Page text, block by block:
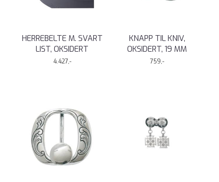
HERREBELTE M. SVART
LIST, OKSIDERT
4.427,-
KNAPP TIL KNIV,
OKSIDERT, 19 MM
759,-